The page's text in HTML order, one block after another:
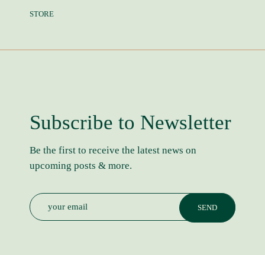
STORE
Subscribe to Newsletter
Be the first to receive the latest news on
upcoming posts & more.